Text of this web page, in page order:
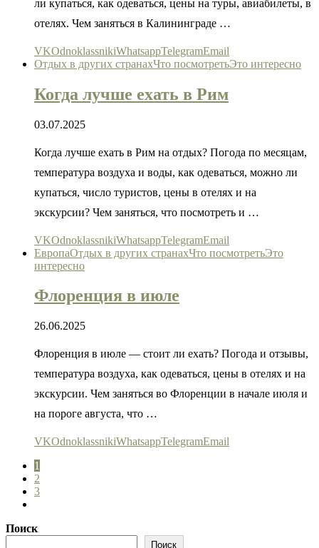
ли купаться, как одеваться, цены на туры, авиабилеты, в
отелях. Чем заняться в Калининграде …
VKOdnoklassnikiWhatsappTelegramEmail
Отдых в других странахЧто посмотретьЭто интересно
Когда лучше ехать в Рим
03.07.2025
Когда лучше ехать в Рим на отдых? Погода по месяцам,
температура воздуха и воды, как одеваться, можно ли
купаться, число туристов, цены в отелях и на
экскурсии? Чем заняться, что посмотреть и …
VKOdnoklassnikiWhatsappTelegramEmail
ЕвропаОтдых в других странахЧто посмотретьЭто
интересно
Флоренция в июле
26.06.2025
Флоренция в июле — стоит ли ехать? Погода и отзывы,
температура воздуха, как одеваться, цены в отелях и на
экскурсии. Чем заняться во Флоренции в начале июля и
на пороге августа, что …
VKOdnoklassnikiWhatsappTelegramEmail
1
2
3
Поиск
Поиск